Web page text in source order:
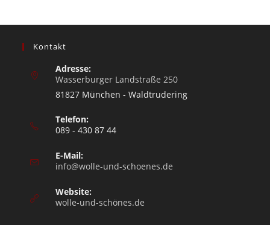
Kontakt
Adresse:
Wasserburger Landstraße 250
81827 München - Waldtrudering
Telefon:
089 - 430 87 44
E-Mail:
info@wolle-und-schoenes.de
Website:
wolle-und-schönes.de